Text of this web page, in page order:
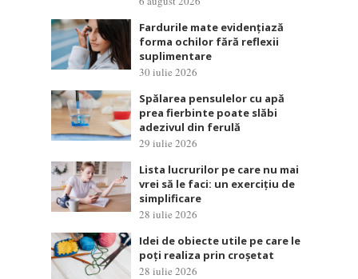
Fardurile mate evidențiază
forma ochilor fără reflexii
suplimentare
30 iulie 2026
Spălarea pensulelor cu apă
prea fierbinte poate slăbi
adezivul din ferulă
29 iulie 2026
Lista lucrurilor pe care nu mai
vrei să le faci: un exercițiu de
simplificare
28 iulie 2026
Idei de obiecte utile pe care le
poți realiza prin croșetat
28 iulie 2026